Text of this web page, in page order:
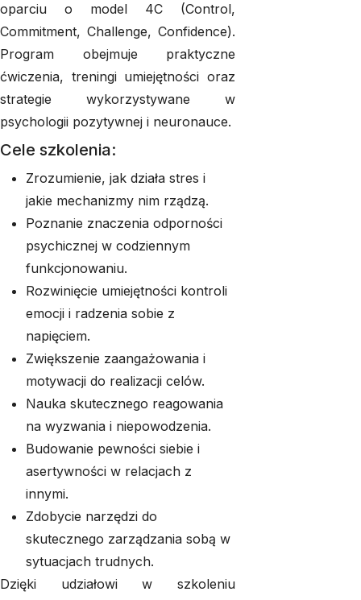
oparciu o model 4C (Control,
Commitment, Challenge, Confidence).
Program obejmuje praktyczne
ćwiczenia, treningi umiejętności oraz
strategie wykorzystywane w
psychologii pozytywnej i neuronauce.
Cele szkolenia:
Zrozumienie, jak działa stres i
jakie mechanizmy nim rządzą.
Poznanie znaczenia odporności
psychicznej w codziennym
funkcjonowaniu.
Rozwinięcie umiejętności kontroli
emocji i radzenia sobie z
napięciem.
Zwiększenie zaangażowania i
motywacji do realizacji celów.
Nauka skutecznego reagowania
na wyzwania i niepowodzenia.
Budowanie pewności siebie i
asertywności w relacjach z
innymi.
Zdobycie narzędzi do
skutecznego zarządzania sobą w
sytuacjach trudnych.
Dzięki udziałowi w szkoleniu